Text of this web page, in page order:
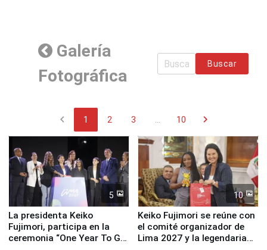
Galería
Fotográfica
Buscar
chevron_left 1 2 3 ... 10 chevron_right
5
La presidenta Keiko
Fujimori, participa en la
ceremonia “One Year To Go
10
Keiko Fujimori se reúne con
el comité organizador de
Lima 2027 y la legendaria